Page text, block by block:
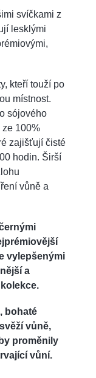
svíčkami z
lesklými
kteří touží po
místnost.
sójového
100%
zajišťují čisté
hodin. Širší
vůně a
vylepšenými
a
bohaté
vůně,
proměnily
vůní.